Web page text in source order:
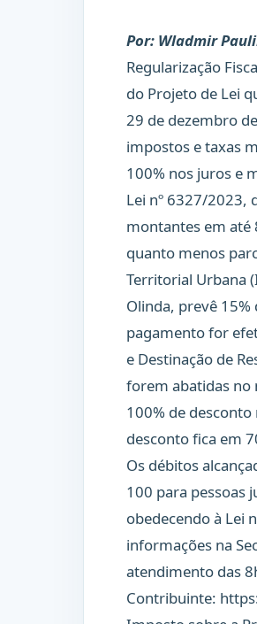
Por: Wladmir
Regularização
do Projeto de Lei
29 de dezembro
impostos e taxas
100% nos juros e
Lei nº 6327/2023,
montantes em até
quanto menos
Territorial Urbana
Olinda, prevê
pagamento for
e Destinação de
forem abatidas no
100% de
desconto fica em
Os débitos
100 para pessoas
obedecendo à Lei
informações na
atendimento das
Contribuinte: